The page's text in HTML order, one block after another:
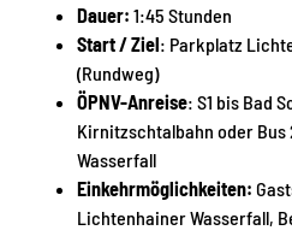
Dauer: 1:45 Stunden
Start / Ziel: Parkplatz
(Rundweg)
ÖPNV-Anreise: S1 bis Bad
Kirnitzschtalbahn oder Bus
Wasserfall
Einkehrmöglichkeiten:
Lichtenhainer Wasserfall,